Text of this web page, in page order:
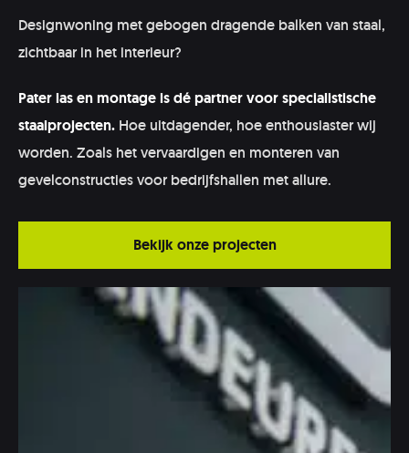
Designwoning met gebogen dragende balken van staal,
zichtbaar in het interieur?
Pater las en montage is dé partner voor specialistische
staalprojecten. Hoe uitdagender, hoe enthousiaster wij
worden. Zoals het vervaardigen en monteren van
gevelconstructies voor bedrijfshallen met allure.
Bekijk onze projecten